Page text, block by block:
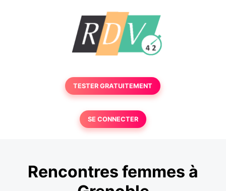
TESTER GRATUITEMENT
SE CONNECTER
Rencontres femmes à